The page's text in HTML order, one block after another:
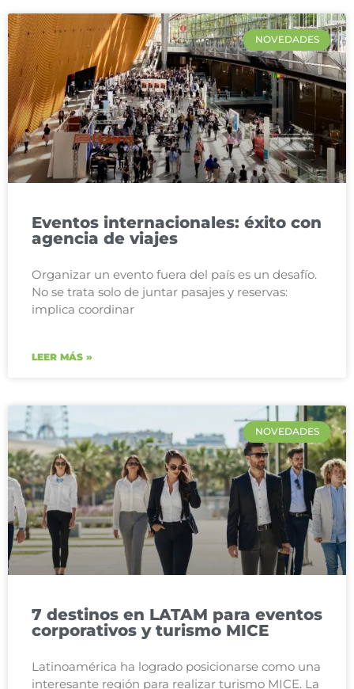
NOVEDADES
Eventos internacionales: éxito con
agencia de viajes
Organizar un evento fuera del país es un desafío.
No se trata solo de juntar pasajes y reservas:
implica coordinar
LEER MÁS »
NOVEDADES
7 destinos en LATAM para eventos
corporativos y turismo MICE
Latinoamérica ha logrado posicionarse como una
interesante región para realizar turismo MICE. La